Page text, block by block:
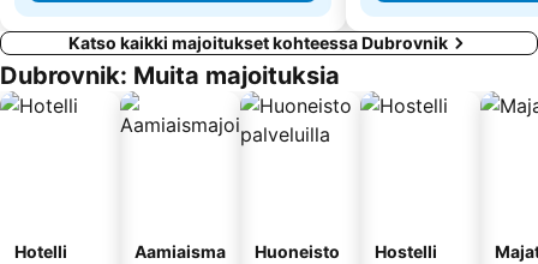
Katso kaikki majoitukset kohteessa Dubrovnik
Dubrovnik: Muita majoituksia
Hotelli
Aamiaisma
Huoneisto
Hostelli